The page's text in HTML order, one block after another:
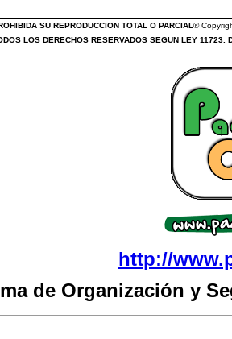
SU REPRODUCCION TOTAL O PARCIAL®
LOS DERECHOS RESERVADOS SEGUN LEY
http://
de Organización y